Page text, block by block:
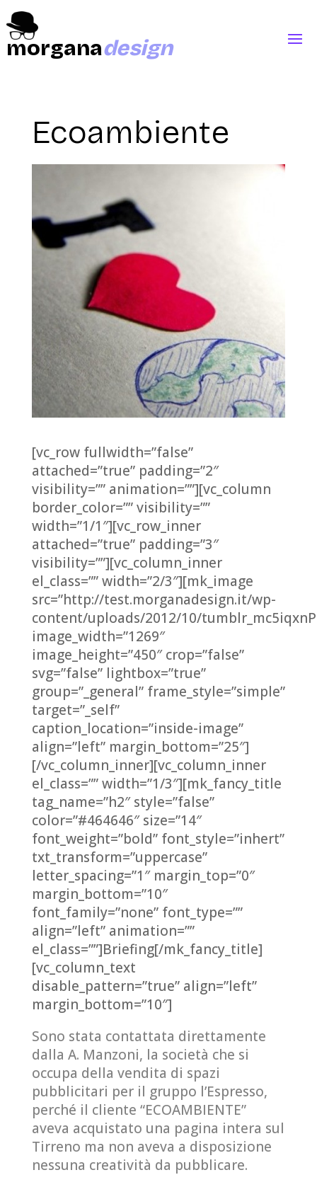
morganadesign
Ecoambiente
[vc_row fullwidth=”false”
attached=”true” padding=”2″
visibility=”” animation=””][vc_column
border_color=”” visibility=””
width=”1/1″][vc_row_inner
attached=”true” padding=”3″
visibility=””][vc_column_inner
el_class=”” width=”2/3″][mk_image
src=”http://test.morganadesign.it/wp-
content/uploads/2012/10/
image_width=”1269″
image_height=”450″ crop=”false”
svg=”false” lightbox=”true”
group=”_general” frame_style=”simple”
target=”_self”
caption_location=”inside-image”
align=”left” margin_bottom=”25″]
[/vc_column_inner][vc_column_inner
el_class=”” width=”1/3″][mk_fancy_title
tag_name=”h2″ style=”false”
color=”#464646″ size=”14″
font_weight=”bold” font_style=”inhert”
txt_transform=”uppercase”
letter_spacing=”1″ margin_top=”0″
margin_bottom=”10″
font_family=”none” font_type=””
align=”left” animation=””
el_class=””]Briefing[/mk_fancy_title]
[vc_column_text
disable_pattern=”true” align=”left”
margin_bottom=”10″]
Sono stata contattata direttamente
dalla A. Manzoni, la società che si
occupa della vendita di spazi
pubblicitari per il gruppo l’Espresso,
perché il cliente “ECOAMBIENTE”
aveva acquistato una pagina intera sul
Tirreno ma non aveva a disposizione
nessuna creatività da pubblicare.